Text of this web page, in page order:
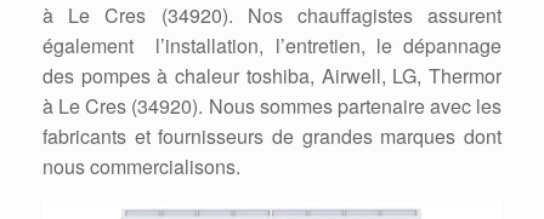
à Le Cres (34920). Nos chauffagistes assurent
également l’installation, l’entretien, le dépannage
des pompes à chaleur toshiba, Airwell, LG, Thermor
à Le Cres (34920). Nous sommes partenaire avec les
fabricants et fournisseurs de grandes marques dont
nous commercialisons.